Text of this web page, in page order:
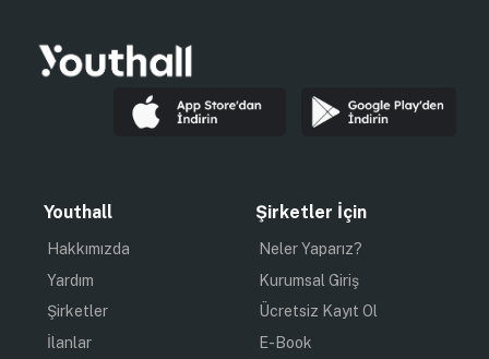
Youthall
Hakkımızda
Yardım
Şirketler
İlanlar
Şirketler İçin
Neler Yaparız?
Kurumsal Giriş
Ücretsiz Kayıt Ol
E-Book